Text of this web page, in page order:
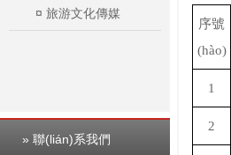
¤ 旅游文化傳媒
» 聯(lián)系我們
序號
(hào)
1
2